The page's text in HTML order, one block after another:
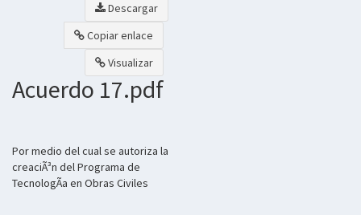
Descargar
Copiar enlace
Visualizar
Acuerdo 17.pdf
Por medio del cual se autoriza la
creaciÃ³n del Programa de
TecnologÃ­a en Obras Civiles